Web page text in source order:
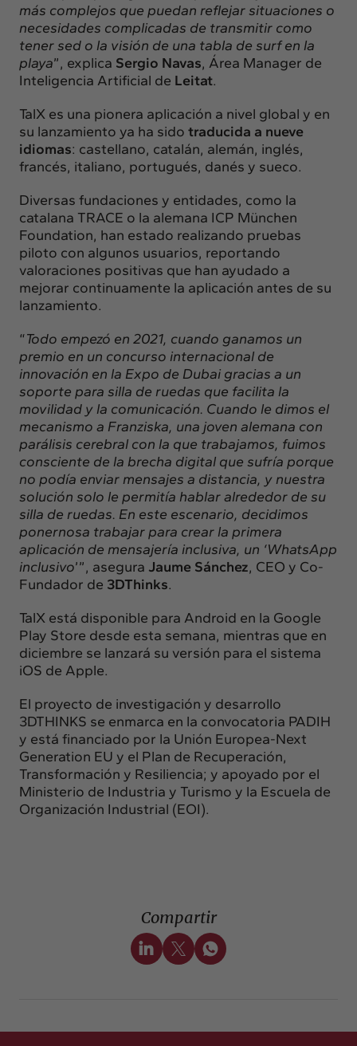
más complejos que puedan reflejar situaciones o
necesidades complicadas de transmitir como
tener sed o la visión de una tabla de surf en la
playa”, explica Sergio Navas, Área Manager de
Inteligencia Artificial de Leitat.
TalX es una pionera aplicación a nivel global y en
su lanzamiento ya ha sido traducida a nueve
idiomas: castellano, catalán, alemán, inglés,
francés, italiano, portugués, danés y sueco.
Diversas fundaciones y entidades, como la
catalana TRACE o la alemana ICP München
Foundation, han estado realizando pruebas
piloto con algunos usuarios, reportando
valoraciones positivas que han ayudado a
mejorar continuamente la aplicación antes de su
lanzamiento.
“Todo empezó en 2021, cuando ganamos un
premio en un concurso internacional de
innovación en la Expo de Dubai gracias a un
soporte para silla de ruedas que facilita la
movilidad y la comunicación. Cuando le dimos el
mecanismo a Franziska, una joven alemana con
parálisis cerebral con la que trabajamos, fuimos
consciente de la brecha digital que sufría porque
no podía enviar mensajes a distancia, y nuestra
solución solo le permitía hablar alrededor de su
silla de ruedas. En este escenario, decidimos
ponernosa trabajar para crear la primera
aplicación de mensajería inclusiva, un ‘WhatsApp
inclusivo’”, asegura Jaume Sánchez, CEO y Co-
Fundador de 3DThinks.
TalX está disponible para Android en la Google
Play Store desde esta semana, mientras que en
diciembre se lanzará su versión para el sistema
iOS de Apple.
El proyecto de investigación y desarrollo
3DTHINKS se enmarca en la convocatoria PADIH
y está financiado por la Unión Europea-Next
Generation EU y el Plan de Recuperación,
Transformación y Resiliencia; y apoyado por el
Ministerio de Industria y Turismo y la Escuela de
Organización Industrial (EOI).
Compartir